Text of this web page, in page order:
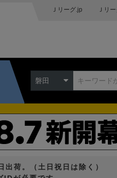
Ｊリーグ.jp Ｊリ
磐田
荷。（土日祝日は除く）